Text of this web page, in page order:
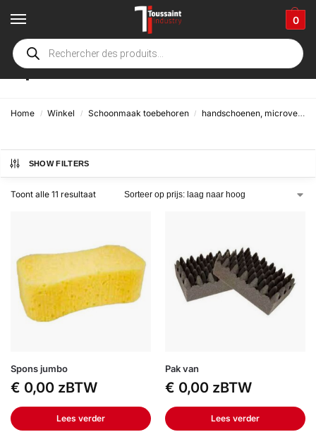
0
Spons
Home / Winkel / Schoonmaak toebehoren / handschoenen, microvezel, borstels & diverse toebehoren
SHOW FILTERS
Toont alle 11 resultaat
Spons jumbo
€ 0,00 zBTW
Lees verder
Pak van
€ 0,00 zBTW
Lees verder